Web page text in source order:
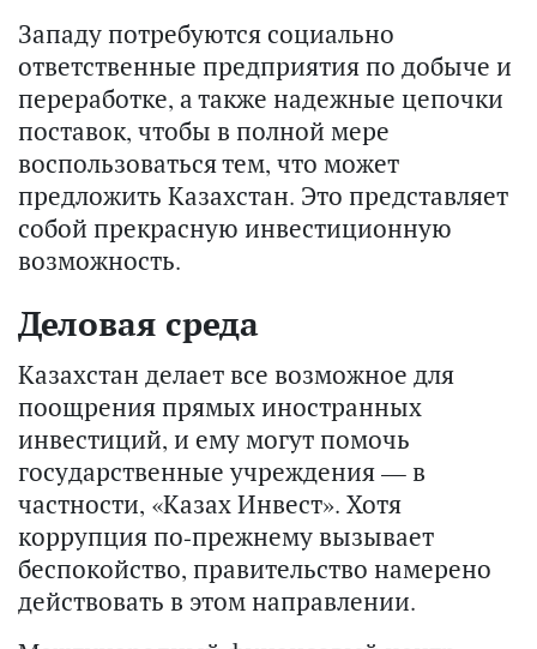
Западу потребуются социально
ответственные предприятия по добыче и
переработке, а также надежные цепочки
поставок, чтобы в полной мере
воспользоваться тем, что может
предложить Казахстан. Это представляет
собой прекрасную инвестиционную
возможность.
Деловая среда
Казахстан делает все возможное для
поощрения прямых иностранных
инвестиций, и ему могут помочь
государственные учреждения — в
частности, «Казах Инвест». Хотя
коррупция по-прежнему вызывает
беспокойство, правительство намерено
действовать в этом направлении.